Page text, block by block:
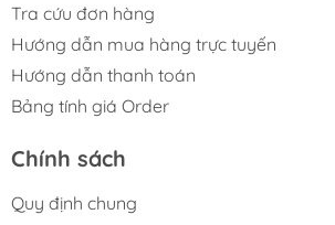
Tra cứu đơn hàng
Hướng dẫn mua hàng trực tuyến
Hướng dẫn thanh toán
Bảng tính giá Order
Chính sách
Quy định chung